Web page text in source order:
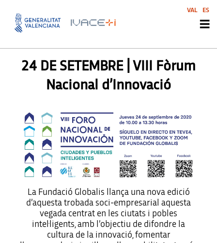
AGENDA SVI
24 DE SETEMBRE | VIII Fòrum
Nacional d’Innovació
La Fundació Globalis llança una nova edició
d’aquesta trobada soci-empresarial aquesta
vegada centrat en les ciutats i pobles
intel·ligents, amb l’objectiu de difondre la
cultura de la innovació, fomentar
VAL ES